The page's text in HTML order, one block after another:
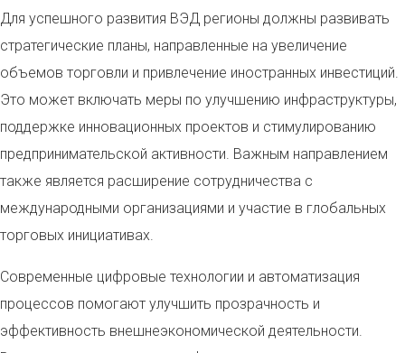
Для успешного развития ВЭД регионы должны развивать
стратегические планы, направленные на увеличение
объемов торговли и привлечение иностранных инвестиций.
Это может включать меры по улучшению инфраструктуры,
поддержке инновационных проектов и стимулированию
предпринимательской активности. Важным направлением
также является расширение сотрудничества с
международными организациями и участие в глобальных
торговых инициативах.
Современные цифровые технологии и автоматизация
процессов помогают улучшить прозрачность и
эффективность внешнеэкономической деятельности.